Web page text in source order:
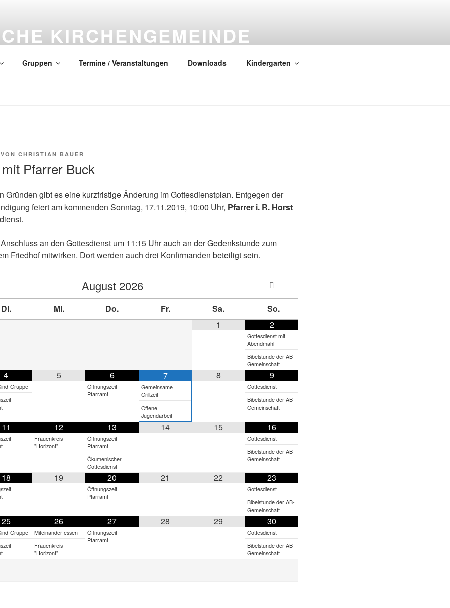
KIRCHENGEMEINDE
Gruppen Termine / Veranstaltungen Downloads Kindergarten
VON CHRISTIAN BAUER
Pfarrer Buck
Gründen gibt es eine kurzfristige Änderung im Gottesdienstplan. Entgegen der
feiert am kommenden Sonntag, 17.11.2019, 10:00 Uhr, Pfarrer i. R. Horst
an den Gottesdienst um 11:15 Uhr auch an der Gedenkstunde zum
Friedhof mitwirken. Dort werden auch drei Konfirmanden beteiligt sein.
August 2026
Di. Mi. Do. Fr. Sa.
So.
1
2
Gottesdienst mit
Abendmahl
Bibelstunde der AB-
Gemeinschaft
4
Gruppe
5 6
Öffnungszeit
Pfarramt
7
Gemeinsame
Grillzeit
Offene
Jugendarbeit
8 9
Gottesdienst
Bibelstunde der AB-
Gemeinschaft
11 12
Frauenkreis
"Horizont"
13
Öffnungszeit
Pfarramt
Ökumenischer
Gottesdienst
14 15 16
Gottesdienst
Bibelstunde der AB-
Gemeinschaft
18 19 20
Öffnungszeit
Pfarramt
21 22 23
Gottesdienst
Bibelstunde der AB-
Gemeinschaft
25
Gruppe
26
Miteinander essen
Frauenkreis
"Horizont"
27
Öffnungszeit
Pfarramt
28 29 30
Gottesdienst
Bibelstunde der AB-
Gemeinschaft